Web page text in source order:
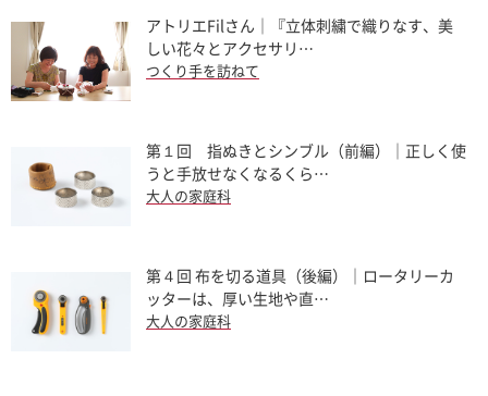
アトリエFilさん｜『立体刺繍で織りなす、美
しい花々とアクセサリ…
つくり手を訪ねて
第１回 指ぬきとシンブル（前編）｜正しく使
うと手放せなくなるくら…
大人の家庭科
第４回 布を切る道具（後編）｜ロータリーカ
ッターは、厚い生地や直…
大人の家庭科